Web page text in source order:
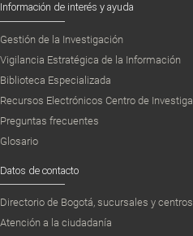
Información de interés y ayuda
Gestión de la Investigación
Vigilancia Estratégica de la Información
Biblioteca Especializada
Recursos Electrónicos Centro de
Preguntas frecuentes
Glosario
Datos de contacto
Directorio de Bogotá, sucursales y
Atención a la ciudadanía